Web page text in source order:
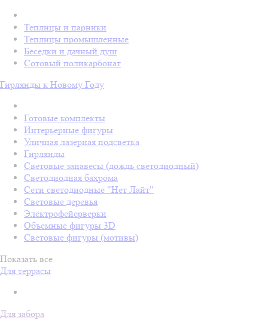
Теплицы и парники
Теплицы промышленные
Беседки и дачный душ
Сотовый поликарбонат
Гирлянды к Новому Году
Готовые комплекты
Интерьерные фигуры
Уличная лазерная подсветка
Гирлянды
Световые занавесы (дождь светодиодный)
Светодиодная бахрома
Сети светодиодные "Нет Лайт"
Световые деревья
Электрофейерверки
Объемные фигуры 3D
Световые фигуры (мотивы)
Показать все
Для террасы
Для забора